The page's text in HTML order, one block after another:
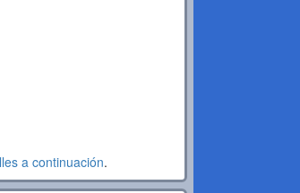
a continuación.